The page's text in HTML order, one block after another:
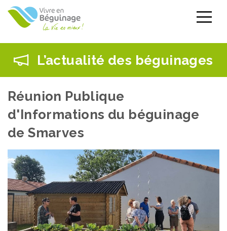
Aller
contenu
L’actualité des béguinages
Réunion Publique
d'Informations du béguinage
de Smarves